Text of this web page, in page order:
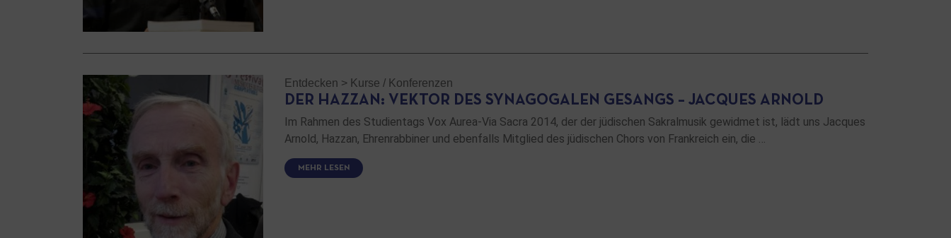
Entdecken > Kurse / Konferenzen
DER HAZZAN: VEKTOR DES SYNAGOGALEN GESANGS – JACQUES ARNOLD
Im Rahmen des Studientags Vox Aurea-Via Sacra 2014, der der jüdischen Sakralmusik gewidmet ist, lädt uns Jacques
Arnold, Hazzan, Ehrenrabbiner und ebenfalls Mitglied des jüdischen Chors von Frankreich ein, die …
MEHR LESEN